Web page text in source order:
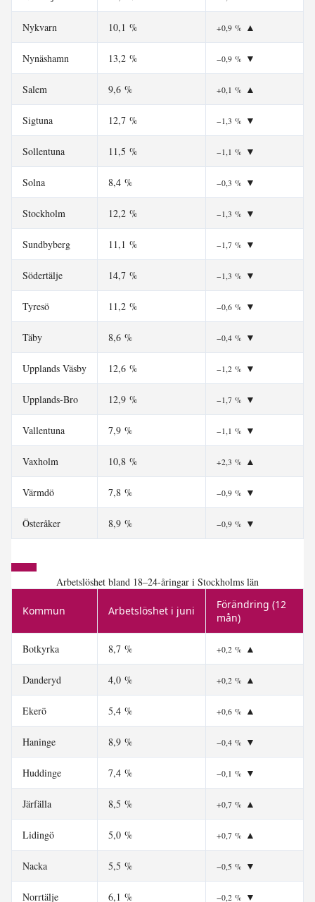
Nykvarn 10,1 % +0,9 % ▲
Nynäshamn 13,2 % −0,9 % ▼
Salem 9,6 % +0,1 % ▲
Sigtuna 12,7 % −1,3 % ▼
Sollentuna 11,5 % −1,1 % ▼
Solna 8,4 % −0,3 % ▼
Stockholm 12,2 % −1,3 % ▼
Sundbyberg 11,1 % −1,7 % ▼
Södertälje 14,7 % −1,3 % ▼
Tyresö 11,2 % −0,6 % ▼
Täby 8,6 % −0,4 % ▼
Upplands Väsby 12,6 % −1,2 % ▼
Upplands-Bro 12,9 % −1,7 % ▼
Vallentuna 7,9 % −1,1 % ▼
Vaxholm 10,8 % +2,3 % ▲
Värmdö 7,8 % −0,9 % ▼
Österåker 8,9 % −0,9 % ▼
Arbetslöshet bland 18–24-åringar i Stockholms län
Kommun Arbetslöshet i juni
Förändring (12
mån)
Botkyrka 8,7 % +0,2 % ▲
Danderyd 4,0 % +0,2 % ▲
Ekerö 5,4 % +0,6 % ▲
Haninge 8,9 % −0,4 % ▼
Huddinge 7,4 % −0,1 % ▼
Järfälla 8,5 % +0,7 % ▲
Lidingö 5,0 % +0,7 % ▲
Nacka 5,5 % −0,5 % ▼
Norrtälje 6,1 % −0,2 % ▼